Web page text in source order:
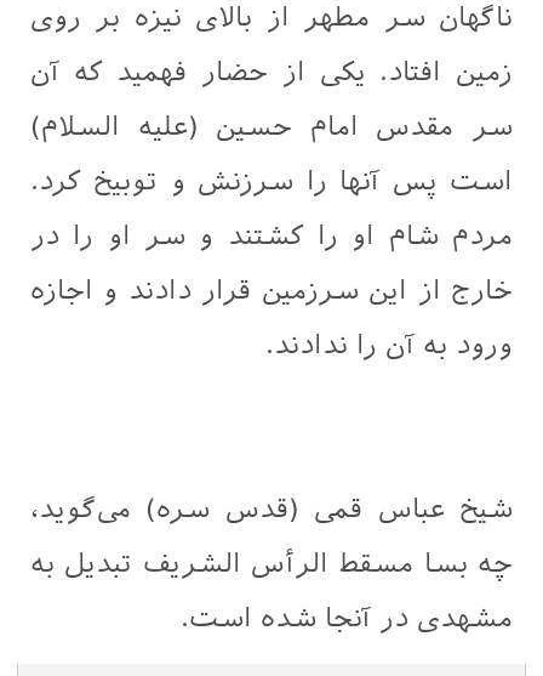
ناگهان سر مطهر از بالای نیزه بر روی
زمین افتاد. یکی از حضار فهمید که آن
سر مقدس امام حسین (علیه السلام)
است پس آنها را سرزنش و توبیخ کرد.
مردم شام او را کشتند و سر او را در
خارج از این سرزمین قرار دادند و اجازه
ورود به آن را ندادند.
شیخ عباس قمی (قدس سره) می‌گوید،
چه بسا مسقط الرأس الشریف تبدیل به
مشهدی در آنجا شده است.